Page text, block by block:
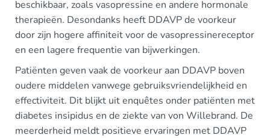
beschikbaar, zoals vasopressine en andere hormonale
therapieën. Desondanks heeft DDAVP de voorkeur
door zijn hogere affiniteit voor de vasopressinereceptor
en een lagere frequentie van bijwerkingen.
Patiënten geven vaak de voorkeur aan DDAVP boven
oudere middelen vanwege gebruiksvriendelijkheid en
effectiviteit. Dit blijkt uit enquêtes onder patiënten met
diabetes insipidus en de ziekte van von Willebrand. De
meerderheid meldt positieve ervaringen met DDAVP